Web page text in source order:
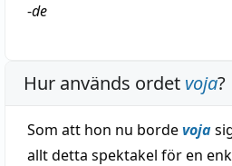
-de
Hur används ordet voja?
Som att hon nu bordevoja
allt detta spektakel för en